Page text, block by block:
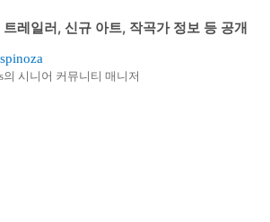
레일러, 신규 아트, 작곡가 정보 등 공개
의 시니어 커뮤니티 매니저